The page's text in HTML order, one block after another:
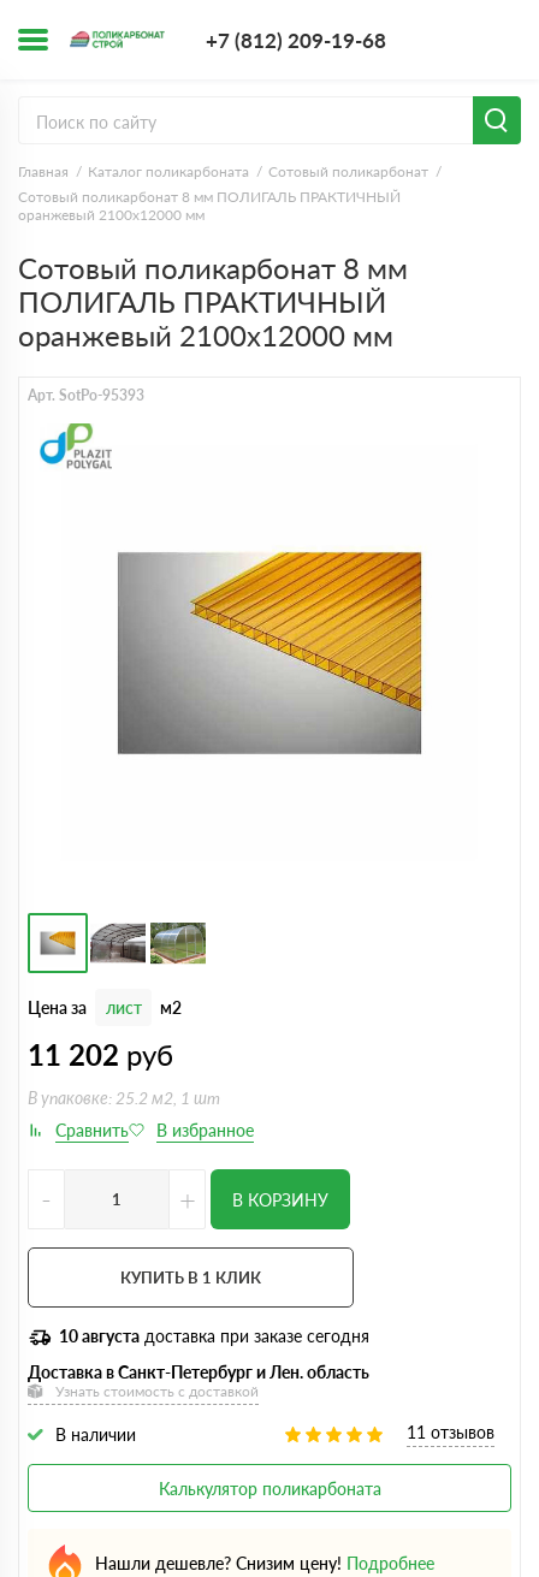
+7 (812) 209-19-68
Главная Каталог поликарбоната
Сотовый поликарбонат
Сотовый поликарбонат 8 мм ПОЛИГАЛЬ ПРАКТИЧНЫЙ
оранжевый 2100х12000 мм
Сотовый поликарбонат 8 мм
ПОЛИГАЛЬ ПРАКТИЧНЫЙ
оранжевый 2100х12000 мм
Арт. SotPo-95393
Цена за лист м2
11 202 руб
В упаковке: 25.2 м2, 1 шт
- + В КОРЗИНУ
КУПИТЬ В 1 КЛИК
10 августа доставка при заказе сегодня
Доставка в Санкт-Петербург и Лен. область
Узнать стоимость с доставкой
В наличии 11 отзывов
Калькулятор поликарбоната
Нашли дешевле? Снизим цену! Подробнее